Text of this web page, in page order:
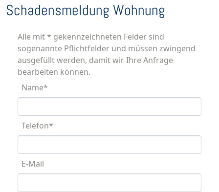
Schadensmeldung Wohnung
Alle mit * gekennzeichneten Felder sind
sogenannte Pflichtfelder und müssen zwingend
ausgefüllt werden, damit wir Ihre Anfrage
bearbeiten können.
Name*
Telefon*
E-Mail